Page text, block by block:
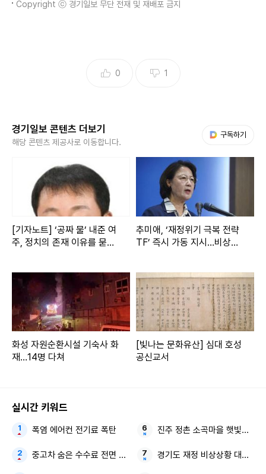
Copyright ⓒ 경기일보 무단 전재 및 재배포 금지
0 1
경기일보 콘텐츠 더보기
해당 콘텐츠 제공사로 이동합니다.
구독하기
[기자노트] ‘공짜 물’ 내준 여
주, 정치의 존재 이유를 묻는
추미애, ‘재정위기 극복 전략
TF’ 즉시 가동 지시…비상재
화성 자원순환시설 기숙사 화
재…14명 다쳐
[빛나는 문화유산] 심대 호성
공신교서
실시간 키워드
폭염 에어컨 전기료 폭탄
중고차 숨은 수수료 전면 공개
진주 정촌 소곡마을 햇빛소득
경기도 재정 비상상황 대한민국